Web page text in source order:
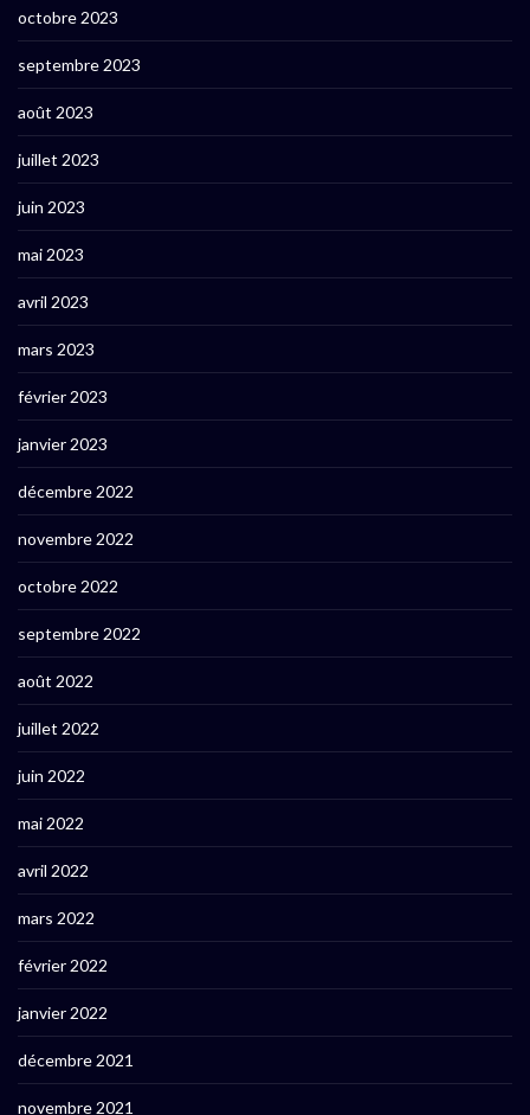
octobre 2023
septembre 2023
août 2023
juillet 2023
juin 2023
mai 2023
avril 2023
mars 2023
février 2023
janvier 2023
décembre 2022
novembre 2022
octobre 2022
septembre 2022
août 2022
juillet 2022
juin 2022
mai 2022
avril 2022
mars 2022
février 2022
janvier 2022
décembre 2021
novembre 2021